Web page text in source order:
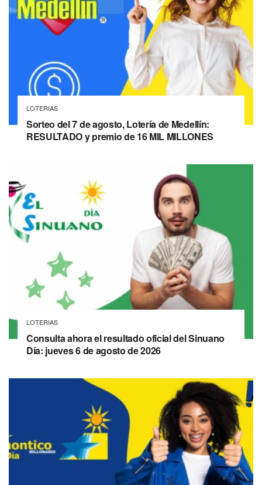
LOTERIAS
Sorteo del 7 de agosto, Lotería de Medellín:
RESULTADO y premio de 16 MIL MILLONES
LOTERIAS
Consulta ahora el resultado oficial del Sinuano
Día: jueves 6 de agosto de 2026